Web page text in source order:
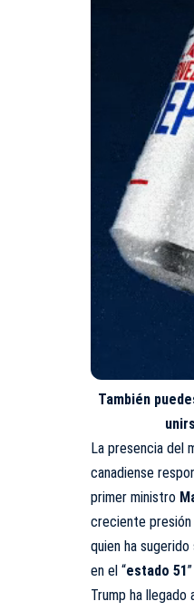
También
La presencia del
canadiense
primer ministro
creciente
quien ha
en el “estado 51
Trump ha